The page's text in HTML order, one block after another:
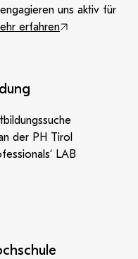
uns aktiv für
erfahren
der PH Tirol
LAB